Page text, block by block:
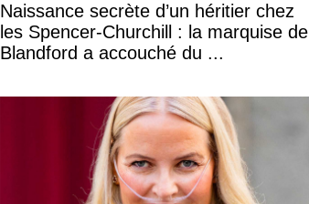
Naissance secrète d’un héritier chez
les Spencer-Churchill : la marquise de
Blandford a accouché du ...